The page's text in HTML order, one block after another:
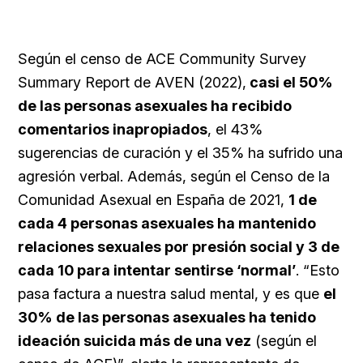
Según el censo de ACE Community Survey
Summary Report de AVEN (2022), casi el 50%
de las personas asexuales ha recibido
comentarios inapropiados, el 43%
sugerencias de curación y el 35% ha sufrido una
agresión verbal. Además, según el Censo de la
Comunidad Asexual en España de 2021, 1 de
cada 4 personas asexuales ha mantenido
relaciones sexuales por presión social y 3 de
cada 10 para intentar sentirse ‘normal’. “Esto
pasa factura a nuestra salud mental, y es que el
30% de las personas asexuales ha tenido
ideación suicida más de una vez (según el